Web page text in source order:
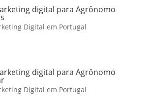
digital para Agrônomo
Digital em Portugal
digital para Agrônomo
Digital em Portugal